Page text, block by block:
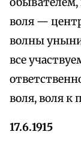
воля —
волны
все
воля, воля к
17.6.1915